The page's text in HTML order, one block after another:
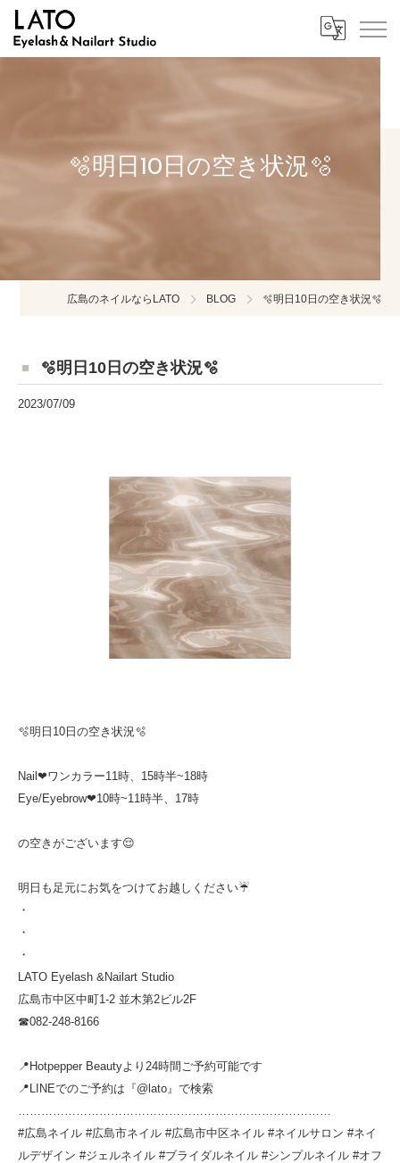
🫧明日10日の空き状況🫧
広島のネイルならLATO BLOG 🫧明日10日の空き状況🫧
🫧明日10日の空き状況🫧
2023/07/09
🫧明日10日の空き状況🫧
Nail❤︎ワンカラー11時、15時半~18時
Eye/Eyebrow❤︎10時~11時半、17時
の空きがございます😌
明日も足元にお気をつけてお越しください☔️
・
・
・
LATO Eyelash &Nailart Studio
広島市中区中町1-2 並木第2ビル2F
☎︎082-248-8166
📍Hotpepper Beautyより24時間ご予約可能です
📍LINEでのご予約は『@lato』で検索
………………………………………………………………………
#広島ネイル #広島市ネイル #広島市中区ネイル #ネイルサロン #ネイ
ルデザイン #ジェルネイル #ブライダルネイル #シンプルネイル #オフ